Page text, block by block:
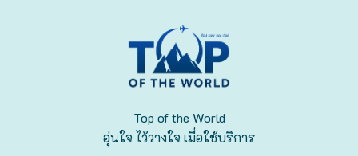
Top of the World
อุ่นใจ ไว้วางใจ เมื่อใช้บริการ